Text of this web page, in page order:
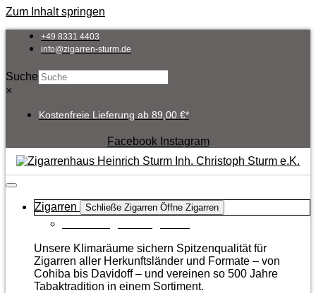
Zum Inhalt springen
+49 8331 4403
info@zigarren-sturm.de
Suche
×
Kostenfreie Lieferung ab 89,00 €*
Facebook Instagram
Zigarren Schließe Zigarren Öffne Zigarren
Unsere Klimaräume sichern Spitzenqualität für
Zigarren aller Herkunftsländer und Formate – von
Cohiba bis Davidoff – und vereinen so 500 Jahre
Tabaktradition in einem Sortiment.